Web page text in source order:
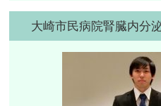
大崎市民病院腎臓内